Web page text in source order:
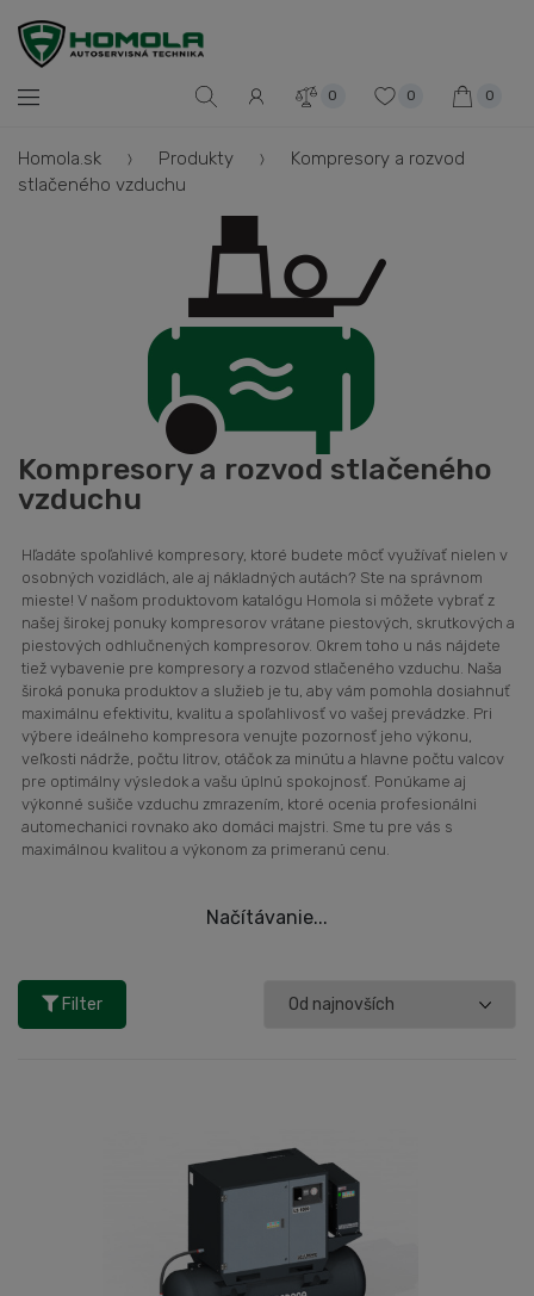
0 0 0
Homola.sk Produkty
Kompresory a rozvod
stlačeného vzduchu
Kompresory a rozvod stlačeného
vzduchu
Hľadáte spoľahlivé kompresory, ktoré budete môcť využívať nielen v
osobných vozidlách, ale aj nákladných autách? Ste na správnom
mieste! V našom produktovom katalógu Homola si môžete vybrať z
našej širokej ponuky kompresorov vrátane piestových, skrutkových a
piestových odhlučnených kompresorov. Okrem toho u nás nájdete
tiež vybavenie pre kompresory a rozvod stlačeného vzduchu. Naša
široká ponuka produktov a služieb je tu, aby vám pomohla dosiahnuť
maximálnu efektivitu, kvalitu a spoľahlivosť vo vašej prevádzke. Pri
výbere ideálneho kompresora venujte pozornosť jeho výkonu,
veľkosti nádrže, počtu litrov, otáčok za minútu a hlavne počtu valcov
pre optimálny výsledok a vašu úplnú spokojnosť. Ponúkame aj
výkonné sušiče vzduchu zmrazením, ktoré ocenia profesionálni
automechanici rovnako ako domáci majstri. Sme tu pre vás s
maximálnou kvalitou a výkonom za primeranú cenu.
Načítávanie...
Filter